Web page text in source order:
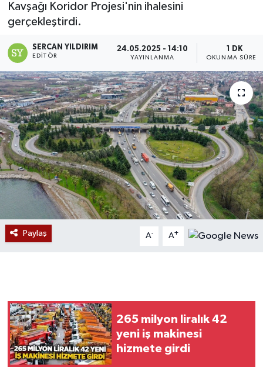
Kavşağı Koridor Projesi'nin ihalesini
gerçekleştirdi.
SERCAN YILDIRIM
EDITÖR
24.05.2025 - 14:10
YAYINLANMA
1 DK
OKUNMA SÜRESI
Paylaş A- A+
265 milyon liralık 42
yeni iş makinesi
hizmete girdi
Bartın
Bolu
ÇEVRE
BİLİM VE TEKNOLOJİ
DUNYA
Düzce
Genel
Gökçebey
GÜNDEM
Haber Arşivi